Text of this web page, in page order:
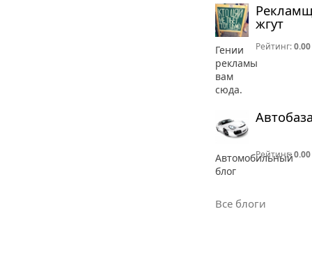
жгут
Гении
рекламы
вам
сюда.
Рейтинг:0.00
Автомобильный
блог
Рейтинг:0.00
Все блоги